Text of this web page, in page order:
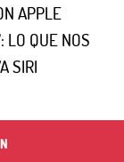
APPLE
LO QUE NOS
SIRI